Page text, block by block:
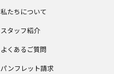
私たちについて
スタッフ紹介
よくあるご質問
パンフレット請求